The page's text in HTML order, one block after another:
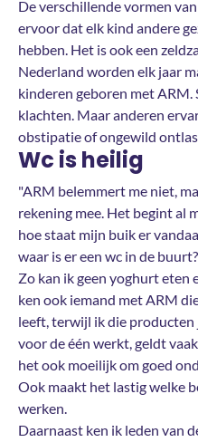
De verschillende vormen
ervoor dat elk kind andere
hebben. Het is ook een
Nederland worden elk jaar
kinderen geboren met ARM.
klachten. Maar anderen
obstipatie of ongewild
Wc is heilig
"ARM belemmert me niet,
rekening mee. Het begint al
hoe staat mijn buik er
waar is er een wc in de
Zo kan ik geen yoghurt eten
ken ook iemand met ARM
leeft, terwijl ik die
voor de één werkt, geldt
het ook moeilijk om goed
Ook maakt het lastig welke
werken.
Daarnaast ken ik leden van